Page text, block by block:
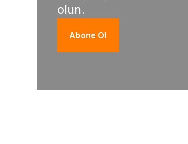
olun.
Abone Ol